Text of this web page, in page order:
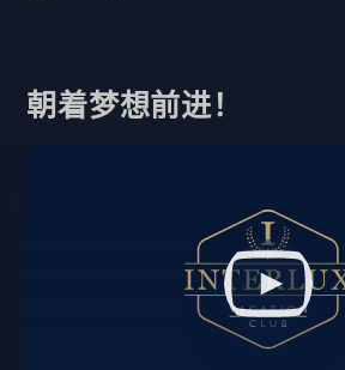
朝着梦想前进！